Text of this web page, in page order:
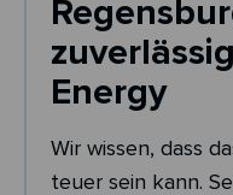
Energy
Wir wissen, dass
teuer sein kann.